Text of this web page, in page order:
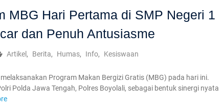
MBG Hari Pertama di SMP Negeri 1
dan Penuh Antusiasme
Artikel , Berita, Humas, Info, Kesiswaan
Program Makan Bergizi Gratis (MBG) pada hari ini.
Polda Jawa Tengah, Polres Boyolali, sebagai bentuk sinergi nyata